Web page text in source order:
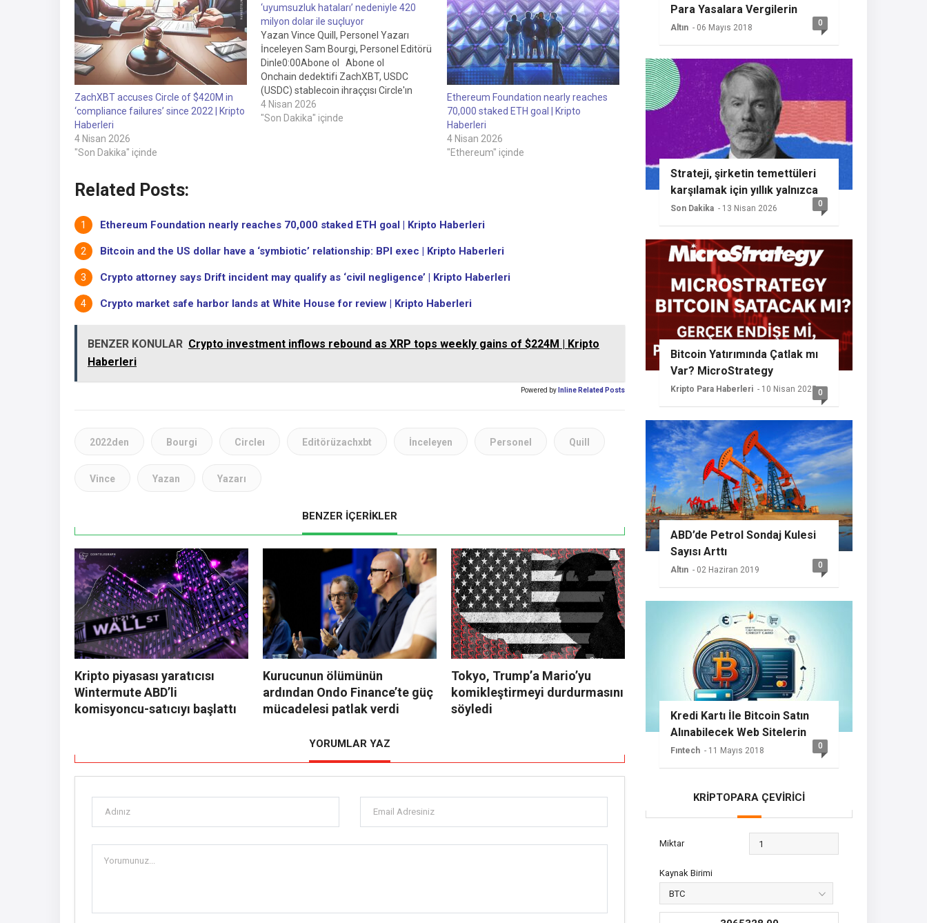
ZachXBT accuses Circle of $420M in
‘compliance failures’ since 2022 | Kripto
Haberleri
4 Nisan 2026
"Son Dakika" içinde
‘uyumsuzluk hataları’ nedeniyle 420
milyon dolar ile suçluyor
Yazan Vince Quill, Personel Yazarı
İnceleyen Sam Bourgi, Personel Editörü
Dinle0:00Abone ol Abone ol
Onchain dedektifi ZachXBT, USDC
(USDC) stablecoin ihraççısı Circle'ın
2022'den bu yana yaklaşık 420 milyon
dolarlık yasa dışı fon akışını dondurma
4 Nisan 2026
"Son Dakika" içinde
Ethereum Foundation nearly reaches
70,000 staked ETH goal | Kripto
Haberleri
4 Nisan 2026
"Ethereum" içinde
Related Posts:
Ethereum Foundation nearly reaches 70,000 staked ETH goal | Kripto Haberleri
Bitcoin and the US dollar have a ‘symbiotic’ relationship: BPI exec | Kripto Haberleri
Crypto attorney says Drift incident may qualify as ‘civil negligence’ | Kripto Haberleri
Crypto market safe harbor lands at White House for review | Kripto Haberleri
BENZER KONULAR Crypto investment inflows rebound as XRP tops weekly gains of $224M | Kripto
Haberleri
Powered by Inline Related Posts
2022den Bourgi Circleı Editörüzachxbt İnceleyen Personel Quill
Vince Yazan Yazarı
BENZER İÇERİKLER
Kripto piyasası yaratıcısı
Wintermute ABD’li
komisyoncu-satıcıyı başlattı
Kurucunun ölümünün
ardından Ondo Finance’te güç
mücadelesi patlak verdi
Tokyo, Trump’a Mario’yu
komikleştirmeyi durdurmasını
söyledi
YORUMLAR YAZ
Para Yasalara Vergilerin
Getireceğini Açıkladı
Altın - 06 Mayıs 2018 0
Strateji, şirketin temettüleri
karşılamak için yıllık yalnızca
%2 BTC büyümesine ihtiyaç
duyması nedeniyle başka bir
Bitcoin alımının sinyalini
veriyor
Son Dakika - 13 Nisan 2026 0
Bitcoin Yatırımında Çatlak mı
Var? MicroStrategy
Sessizliğini Koruyor
Kripto Para Haberleri - 10 Nisan 20250
ABD’de Petrol Sondaj Kulesi
Sayısı Arttı
Altın - 02 Haziran 2019 0
Kredi Kartı İle Bitcoin Satın
Alınabilecek Web Sitelerin
Listesi
Fıntech - 11 Mayıs 2018 0
KRİPTOPARA ÇEVİRİCİ
Miktar
Kaynak Birimi